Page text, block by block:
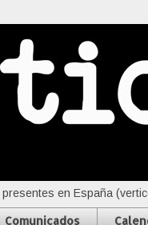
en España
Comunicados